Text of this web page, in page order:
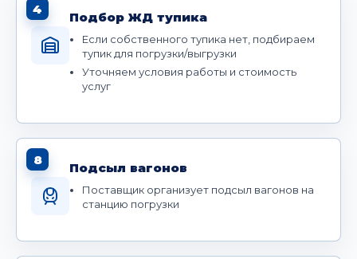
4
Подбор ЖД тупика
Если собственного тупика нет, подбираем
тупик для погрузки/выгрузки
Уточняем условия работы и стоимость
услуг
8
Подсыл вагонов
Поставщик организует подсыл вагонов на
станцию погрузки